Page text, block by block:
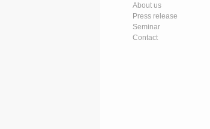
About us
Press release
Seminar
Contact